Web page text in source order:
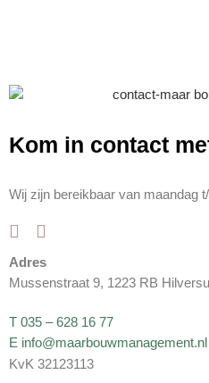
Kom in contact
Wij zijn bereikbaar van maandag
Adres
Mussenstraat 9, 1223 RB
T 035 – 628 16 77
E info@maarbouwmanagement.nl
KvK 32123113